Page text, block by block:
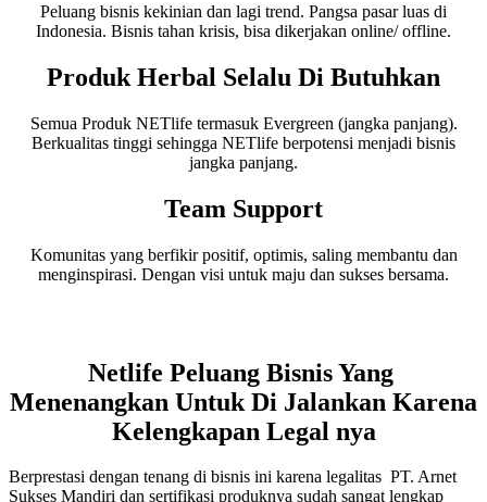
Peluang bisnis kekinian dan lagi trend. Pangsa pasar luas di
Indonesia. Bisnis tahan krisis, bisa dikerjakan online/ offline.
Produk Herbal Selalu Di Butuhkan
Semua Produk NETlife termasuk Evergreen (jangka panjang).
Berkualitas tinggi sehingga NETlife berpotensi menjadi bisnis
jangka panjang.
Team Support
Komunitas yang berfikir positif, optimis, saling membantu dan
menginspirasi. Dengan visi untuk maju dan sukses bersama.
Netlife Peluang Bisnis Yang
Menenangkan Untuk Di Jalankan Karena
Kelengkapan Legal nya
Berprestasi dengan tenang di bisnis ini karena legalitas PT. Arnet
Sukses Mandiri dan sertifikasi produknya sudah sangat lengkap